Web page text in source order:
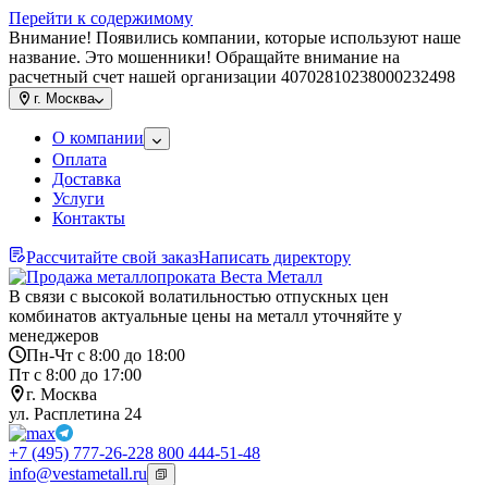
Перейти к содержимому
Внимание! Появились компании, которые используют наше
название. Это мошенники! Обращайте внимание на
расчетный счет нашей организации 40702810238000232498
г. Москва
О компании
Оплата
Доставка
Услуги
Контакты
Рассчитайте свой заказНаписать директору
В связи с высокой волатильностью отпускных цен
комбинатов актуальные цены на металл уточняйте у
менеджеров
Пн-Чт с 8:00 до 18:00
Пт с 8:00 до 17:00
г. Москва
ул. Расплетина 24
+7 (495) 777-26-228 800 444-51-48
info@vestametall.ru